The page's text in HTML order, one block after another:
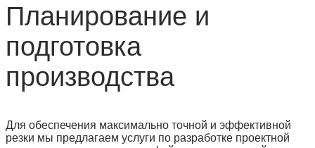
Планирование и
подготовка
производства
Для обеспечения максимально точной и эффективной
резки мы предлагаем услуги по разработке проектной